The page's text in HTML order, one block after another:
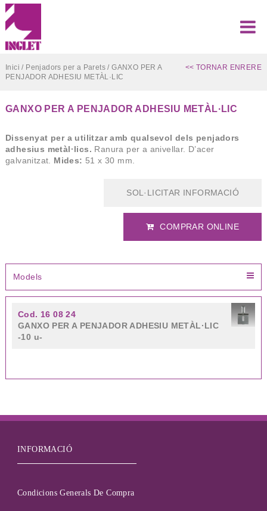
Inici / Penjadors per a Parets/ GANXO PER A
PENJADOR ADHESIU METÀL·LIC
<< TORNAR ENRERE
GANXO PER A PENJADOR ADHESIU METÀL·LIC
Dissenyat per a utilitzar amb qualsevol dels penjadors
adhesius metàl·lics. Ranura per a anivellar. D’acer
galvanitzat. Mides: 51 x 30 mm.
SOL·LICITAR INFORMACIÓ
COMPRAR ONLINE
Models
Cod. 16 08 24
GANXO PER A PENJADOR ADHESIU METÀL·LIC
-10 u-
INFORMACIÓ
Condicions Generals De Compra